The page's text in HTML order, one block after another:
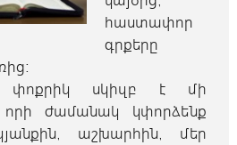
հաստափոր
գրքերը
փոքրիկ սկիզբ է մի
որի ժամանակ կփորձենք
աշխարհին, մեր